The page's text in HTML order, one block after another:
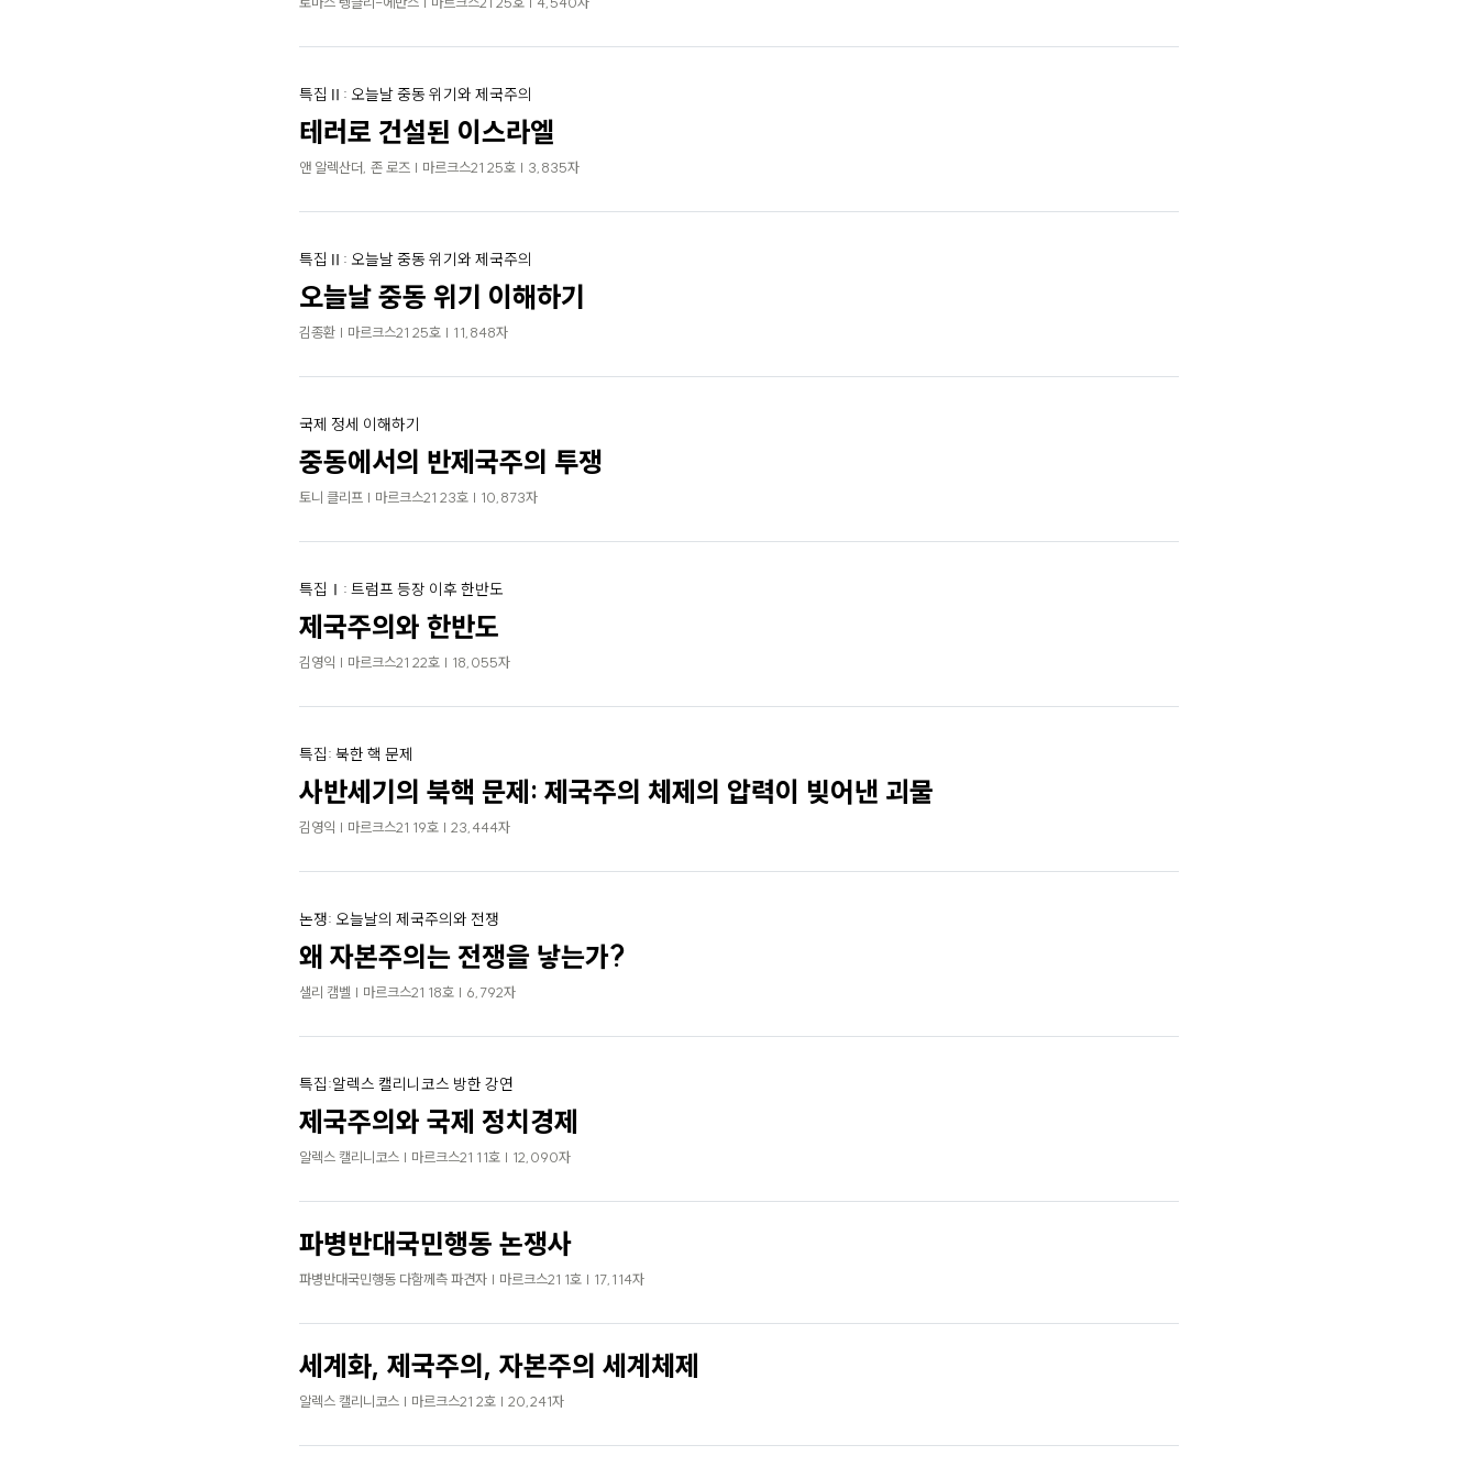
특집Ⅱ: 오늘날 중동 위기와 제국주의
테러로 건설된 이스라엘
앤 알렉산더, 존 로즈 | 마르크스21 25호 | 3,835자
특집Ⅱ: 오늘날 중동 위기와 제국주의
오늘날 중동 위기 이해하기
김종환 | 마르크스21 25호 | 11,848자
국제 정세 이해하기
중동에서의 반제국주의 투쟁
토니 클리프 | 마르크스21 23호 | 10,873자
특집Ⅰ: 트럼프 등장 이후 한반도
제국주의와 한반도
김영익 | 마르크스21 22호 | 18,055자
특집: 북한 핵 문제
사반세기의 북핵 문제: 제국주의 체제의 압력이 빚어낸 괴물
김영익 | 마르크스21 19호 | 23,444자
논쟁: 오늘날의 제국주의와 전쟁
왜 자본주의는 전쟁을 낳는가?
샐리 캠벨 | 마르크스21 18호 | 6,792자
특집:알렉스 캘리니코스 방한 강연
제국주의와 국제 정치경제
알렉스 캘리니코스 | 마르크스21 11호 | 12,090자
파병반대국민행동 논쟁사
파병반대국민행동 다함께측 파견자 | 마르크스21 1호 | 17,114자
세계화, 제국주의, 자본주의 세계체제
알렉스 캘리니코스 | 마르크스21 2호 | 20,241자